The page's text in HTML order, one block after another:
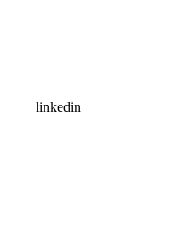
linkedin